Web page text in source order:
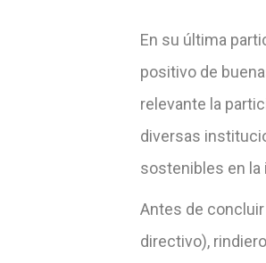
En su última
positivo de
relevante la
diversas
sostenibles en la
Antes de
directivo),